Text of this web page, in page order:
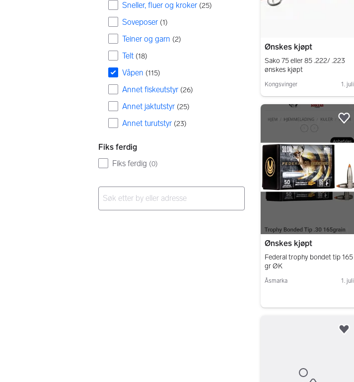
Sneller, fluer og kroker (25)
Soveposer (1)
Teiner og garn (2)
Telt (18)
Våpen (115)
Annet fiskeutstyr (26)
Annet jaktutstyr (25)
Annet turutstyr (23)
Fiks ferdig
Fiks ferdig (0)
Ønskes kjøpt
Sako 75 eller 85 .222/ .223
ønskes kjøpt
Kongsvinger 1. juli
Ønskes kjøpt
Federal trophy bondet tip 165
gr ØK
Åsmarka 1. juli